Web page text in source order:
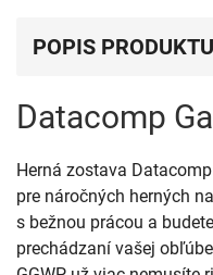
POPIS PRODUKTU
Datacomp
Herná zostava
pre náročných herných
s bežnou prácou a
prechádzaní vašej